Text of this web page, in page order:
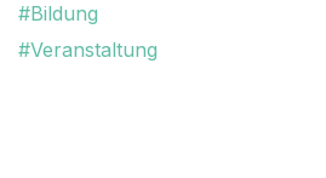
#Bildung
#Veranstaltung